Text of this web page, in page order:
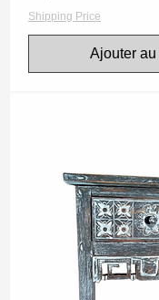
Shipping Price
Ajouter